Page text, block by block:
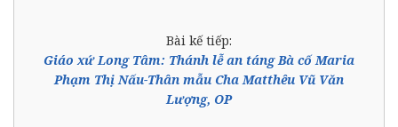
Bài kế tiếp:
Giáo xứ Long Tâm: Thánh lễ an táng Bà cố Maria
Phạm Thị Nấu-Thân mẫu Cha Matthêu Vũ Văn
Lượng, OP